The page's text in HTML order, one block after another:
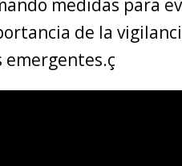
medidas para
de la